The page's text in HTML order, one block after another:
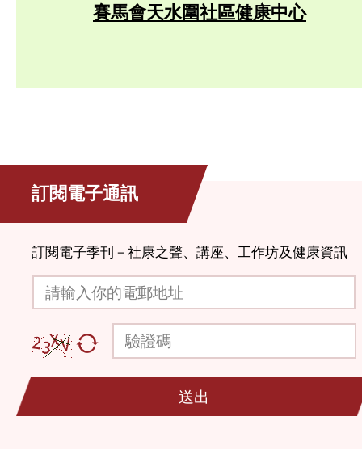
賽馬會天水圍社區健康中心
訂閱電子通訊
訂閱電子季刊－社康之聲、講座、工作坊及健康資訊
請輸入你的電郵地址
驗證碼
送出